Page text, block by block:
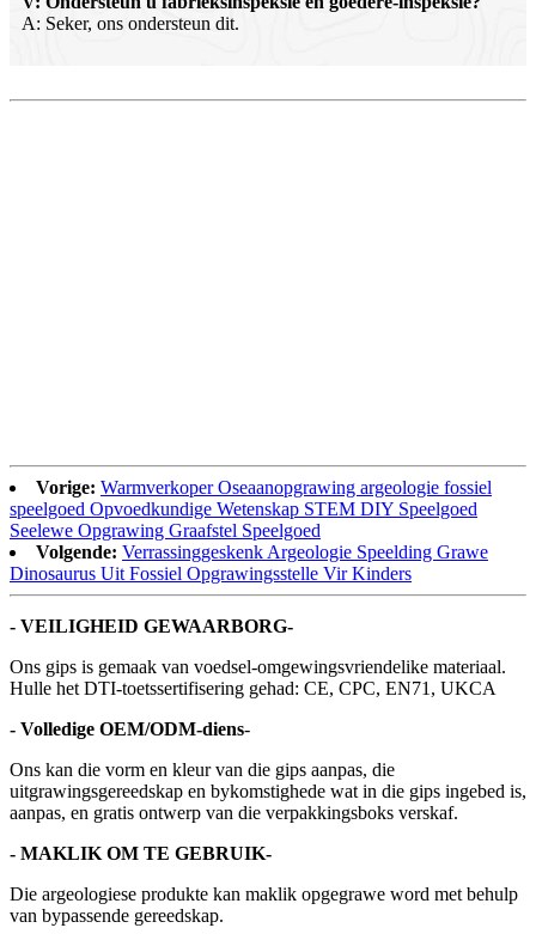
A: Seker, ons ondersteun dit.
Vorige: Warmverkoper Oseaanopgrawing argeologie fossiel
speelgoed Opvoedkundige Wetenskap STEM DIY Speelgoed
Seelewe Opgrawing Graafstel Speelgoed
Volgende: Verrassinggeskenk Argeologie Speelding Grawe
Dinosaurus Uit Fossiel Opgrawingsstelle Vir Kinders
- VEILIGHEID GEWAARBORG-
Ons gips is gemaak van voedsel-omgewingsvriendelike materiaal.
Hulle het DTI-toetssertifisering gehad: CE, CPC, EN71, UKCA
- Volledige OEM/ODM-diens-
Ons kan die vorm en kleur van die gips aanpas, die
uitgrawingsgereedskap en bykomstighede wat in die gips ingebed is,
aanpas, en gratis ontwerp van die verpakkingsboks verskaf.
- MAKLIK OM TE GEBRUIK-
Die argeologiese produkte kan maklik opgegrawe word met behulp
van bypassende gereedskap.